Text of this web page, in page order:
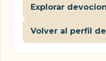
Explorar
Volver al perfil